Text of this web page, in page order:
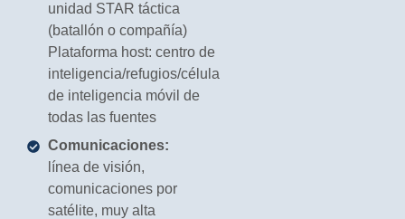
unidad STAR táctica
(batallón o compañía)
Plataforma host: centro de
inteligencia/refugios/célula
de inteligencia móvil de
todas las fuentes
Comunicaciones:
línea de visión,
comunicaciones por
satélite, muy alta